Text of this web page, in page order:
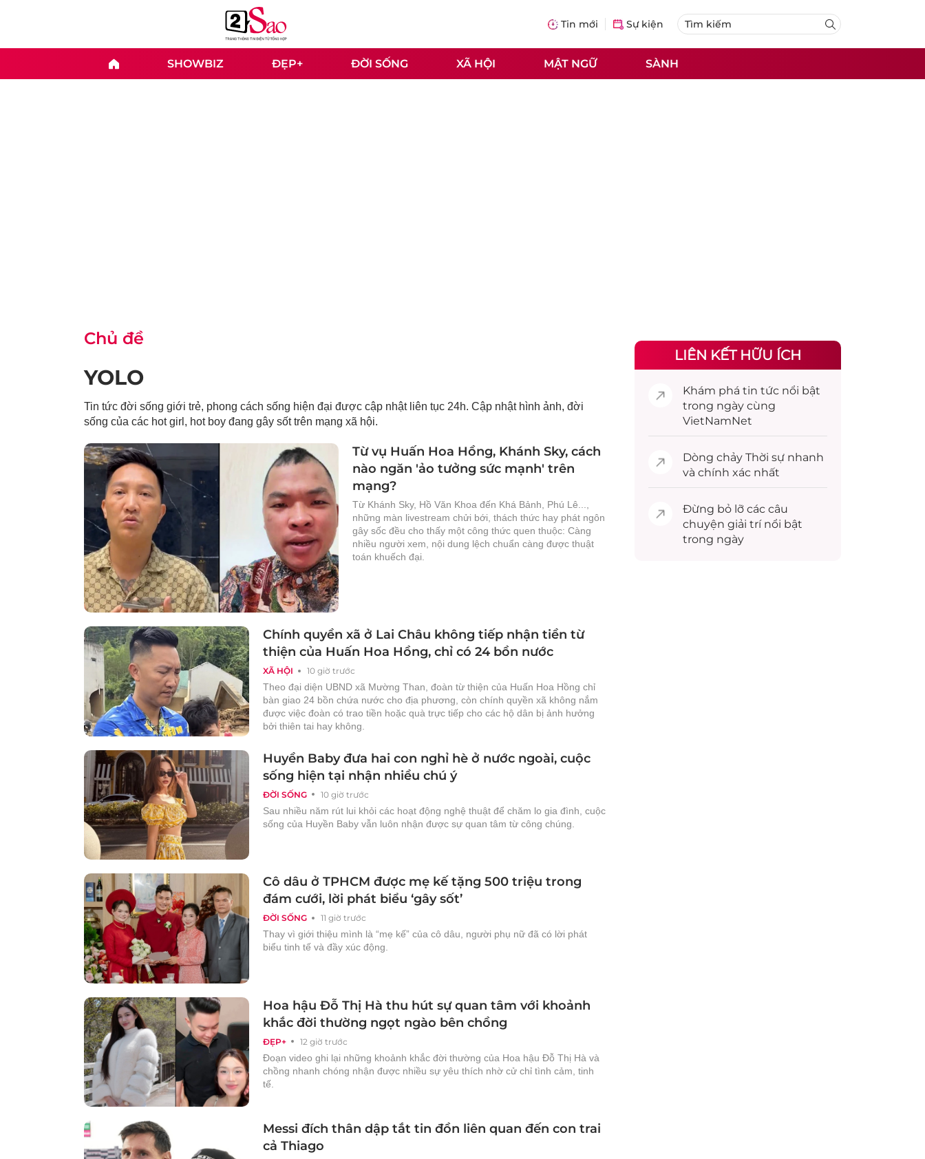
Tin mới Sự kiện
SHOWBIZ ĐẸP+ ĐỜI SỐNG XÃ HỘI MẬT NGỮ SÀNH
Chủ đề
YOLO
Tin tức đời sống giới trẻ, phong cách sống hiện đại được cập nhật liên tục 24h. Cập nhật hình ảnh, đời
sống của các hot girl, hot boy đang gây sốt trên mạng xã hội.
Từ vụ Huấn Hoa Hồng, Khánh Sky, cách
nào ngăn 'ảo tưởng sức mạnh' trên
mạng?
Từ Khánh Sky, Hồ Văn Khoa đến Khá Bảnh, Phú Lê...,
những màn livestream chửi bới, thách thức hay phát ngôn
gây sốc đều cho thấy một công thức quen thuộc: Càng
nhiều người xem, nội dung lệch chuẩn càng được thuật
toán khuếch đại.
XÃ HỘI 10 giờ trước
Chính quyền xã ở Lai Châu không tiếp nhận tiền từ
thiện của Huấn Hoa Hồng, chỉ có 24 bồn nước
Theo đại diện UBND xã Mường Than, đoàn từ thiện của Huấn Hoa Hồng chỉ
bàn giao 24 bồn chứa nước cho địa phương, còn chính quyền xã không nắm
được việc đoàn có trao tiền hoặc quà trực tiếp cho các hộ dân bị ảnh hưởng
bởi thiên tai hay không.
ĐỜI SỐNG 10 giờ trước
Huyền Baby đưa hai con nghỉ hè ở nước ngoài, cuộc
sống hiện tại nhận nhiều chú ý
Sau nhiều năm rút lui khỏi các hoạt động nghệ thuật để chăm lo gia đình, cuộc
sống của Huyền Baby vẫn luôn nhận được sự quan tâm từ công chúng.
ĐỜI SỐNG 11 giờ trước
Cô dâu ở TPHCM được mẹ kế tặng 500 triệu trong
đám cưới, lời phát biểu ‘gây sốt’
Thay vì giới thiệu mình là “mẹ kế” của cô dâu, người phụ nữ đã có lời phát
biểu tinh tế và đầy xúc động.
ĐẸP+ 12 giờ trước
Hoa hậu Đỗ Thị Hà thu hút sự quan tâm với khoảnh
khắc đời thường ngọt ngào bên chồng
Đoạn video ghi lại những khoảnh khắc đời thường của Hoa hậu Đỗ Thị Hà và
chồng nhanh chóng nhận được nhiều sự yêu thích nhờ cử chỉ tình cảm, tinh
tế.
Messi đích thân dập tắt tin đồn liên quan đến con trai
cả Thiago
LIÊN KẾT HỮU ÍCH
Khám phá tin tức nổi bật
trong ngày cùng
VietNamNet
Dòng chảy Thời sự nhanh
và chính xác nhất
Đừng bỏ lỡ các câu
chuyện giải trínổi bật
trong ngày